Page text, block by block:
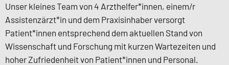
Unser kleines Team von 4 Arzthelfer*innen, einem/r
Assistenzärzt*in und dem Praxisinhaber versorgt
Patient*innen entsprechend dem aktuellen Stand von
Wissenschaft und Forschung mit kurzen Wartezeiten und
hoher Zufriedenheit von Patient*innen und Personal.